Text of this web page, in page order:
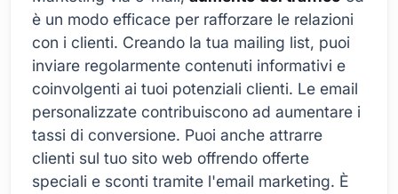
è un modo efficace per rafforzare le relazioni
con i clienti. Creando la tua mailing list, puoi
inviare regolarmente contenuti informativi e
coinvolgenti ai tuoi potenziali clienti. Le email
personalizzate contribuiscono ad aumentare i
tassi di conversione. Puoi anche attrarre
clienti sul tuo sito web offrendo offerte
speciali e sconti tramite l'email marketing. È